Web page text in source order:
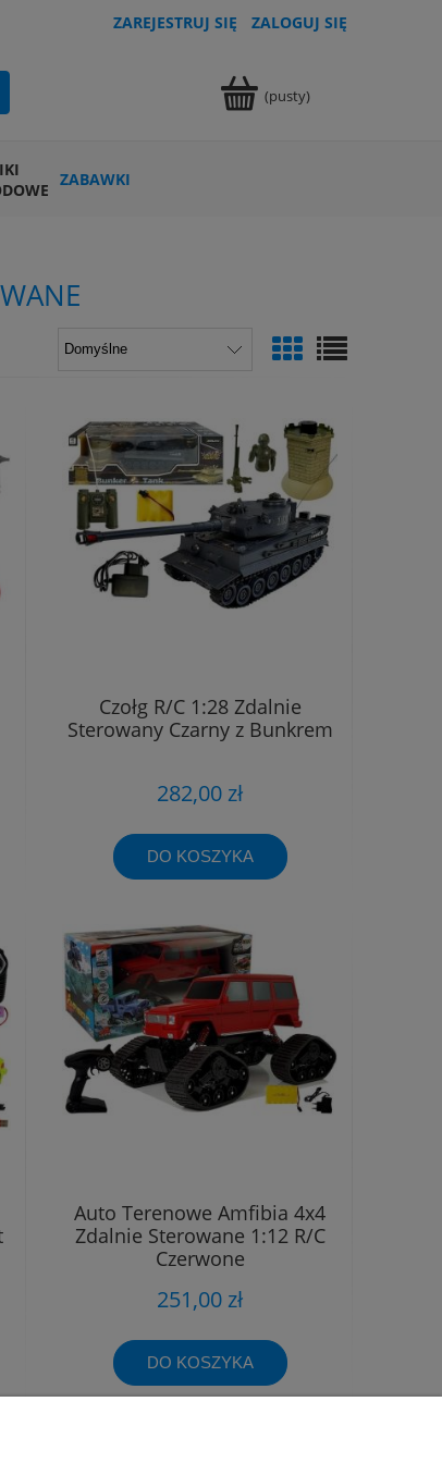
ZAREJESTRUJ SIĘ ZALOGUJ SIĘ
(pusty)
ZABAWKI
Czołg R/C 1:28 Zdalnie
Sterowany Czarny z Bunkrem
282,00 zł
DO KOSZYKA
Auto Terenowe Amfibia 4x4
Zdalnie Sterowane 1:12 R/C
Czerwone
251,00 zł
DO KOSZYKA